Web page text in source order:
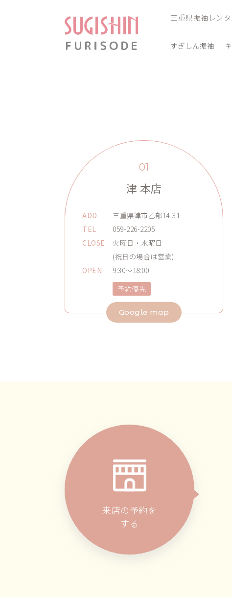
三重県振袖レン
すぎしん振袖
01
津 本店
ADD
三重県津市乙部14-31
TEL
059-226-2205
CLOSE
火曜日・水曜日
(祝日の場合は営業)
OPEN
9:30～18:00
予約優先
Google map
来店の予約を
する